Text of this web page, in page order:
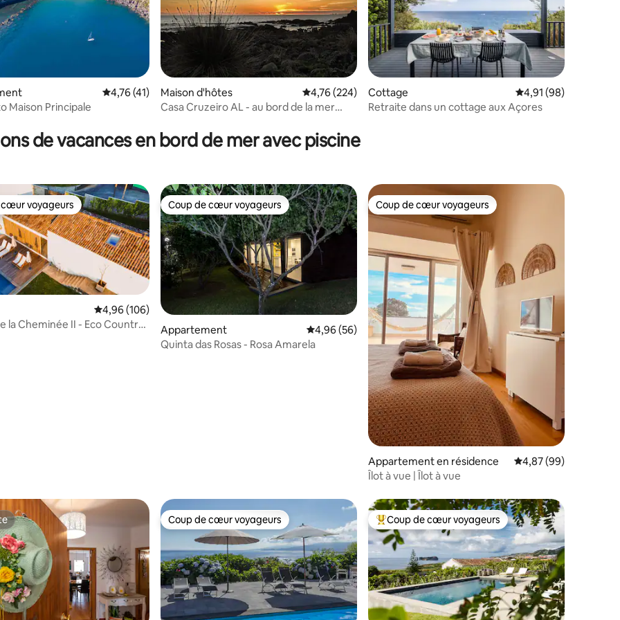
base de 156 commentaires : 4,77 sur 5
Évaluation moyenne sur la base de 41 commentaires : 4,76 sur 5
4,76 (41)
Maison Principale
Maison d'hôtes Évaluation moyenne sur la base de 224 commentaires : 4,76 sur 5
4,76 (224)
Casa Cruzeiro AL - au bord de la mer
Cottage Évaluation moyenne
4,91 (98)
Retraite dans un cottage aux Açores
de vacances en bord de mer avec piscine
la base de 18 commentaires : 4,94 sur 5
cœur voyageurs
voyageurs
Évaluation moyenne sur la base de 106 commentaires : 4,96 sur 5
4,96 (106)
la Cheminée II - Eco Country
Coup de cœur voyageurs
Coup de cœur voyageurs
Appartement Évaluation moyenne sur la base de 56 commentaires : 4,96 sur 5
4,96 (56)
Quinta das Rosas - Rosa Amarela
Coup de cœur voyageurs
Coup de cœur voyageurs
Appartement en résidence Évaluation moyenne
4,87 (99)
Îlot à vue | Îlot à vue
Coup de cœur voyageurs
Coup de cœur voyageurs Coups de cœur voyageurs les plus appréciés
Coup de cœur voyageurs